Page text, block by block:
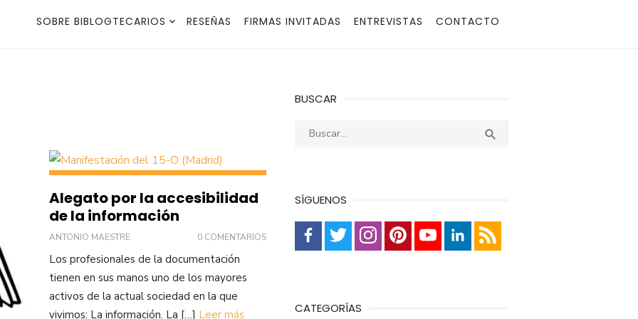
SOBRE BIBLOGTECARIOS RESEÑAS FIRMAS INVITADAS ENTREVISTAS CONTACTO
Alegato por la accesibilidad
de la información
ANTONIO MAESTRE 0 COMENTARIOS
Los profesionales de la documentación
tienen en sus manos uno de los mayores
activos de la actual sociedad en la que
vivimos: La información. La […] Leer más
BUSCAR
Buscar: 
SÍGUENOS
CATEGORÍAS